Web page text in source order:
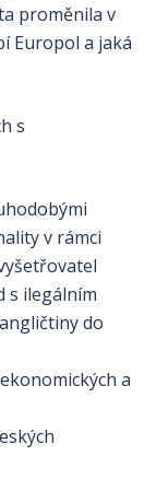
proměnila v
Europol a jaká
s
v rámci
s ilegálním
do
a